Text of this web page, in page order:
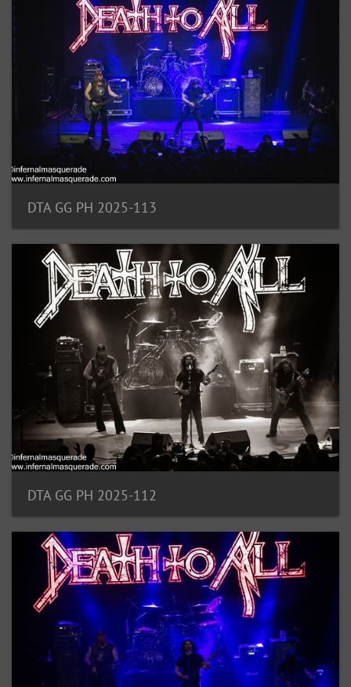
DTA GG PH 2025-113
DTA GG PH 2025-112